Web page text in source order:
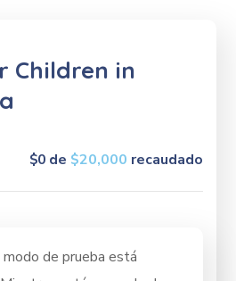
Children in
$0de $20,000 recaudado
modo de prueba está